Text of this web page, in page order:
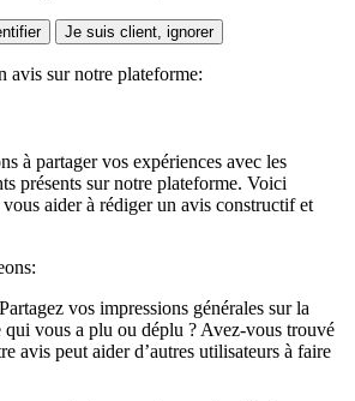
Je suis client, ignorer
avis sur notre plateforme:
à partager vos expériences avec les
présents sur notre plateforme. Voici
aider à rédiger un avis constructif et
Partagez vos impressions générales sur la
qui vous a plu ou déplu ? Avez-vous trouvé
avis peut aider d’autres utilisateurs à faire